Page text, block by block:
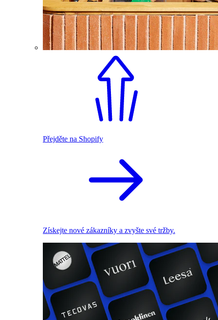
Přejděte na Shopify
Získejte nové zákazníky a zvyšte své tržby.